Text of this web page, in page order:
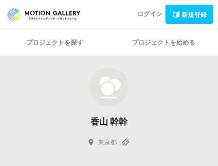
ログイン 新規登録
プロジェクトを探す プロジェクトを始める
香山 幹幹
東京都